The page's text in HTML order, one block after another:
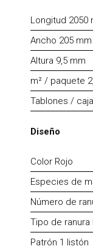
Longitud 2050
Ancho 205 mm
Altura 9,5 mm
m² / paquete
Tablones /
Diseño
Color Rojo
Especies de
Número de
Tipo de
Patrón 1 listón